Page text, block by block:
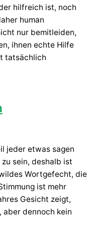
hilfreich ist, noch
human
nur bemitleiden,
ihnen echte Hilfe
tatsächlich
jeder etwas sagen
sein, deshalb ist
Wortgefecht, die
ist mehr
Gesicht zeigt,
aber dennoch kein